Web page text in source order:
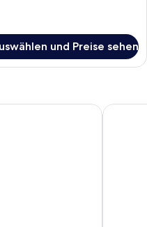
und Preise sehen
by IHG Moxy